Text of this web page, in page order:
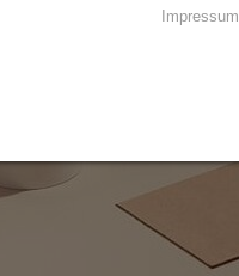
Impressum